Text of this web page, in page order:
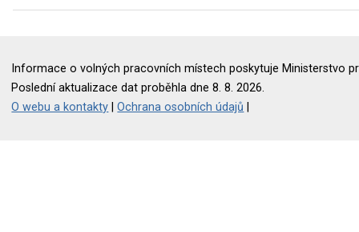
Informace o volných pracovních místech poskytuje Ministerstvo
Poslední aktualizace dat proběhla dne 8. 8. 2026.
O webu a kontakty |Ochrana osobních údajů